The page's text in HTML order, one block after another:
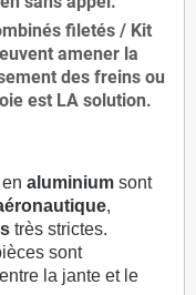
filetés / Kit
amener la
des freins ou
est LA solution.
aluminium sont
,
très strictes.
sont
la jante et le